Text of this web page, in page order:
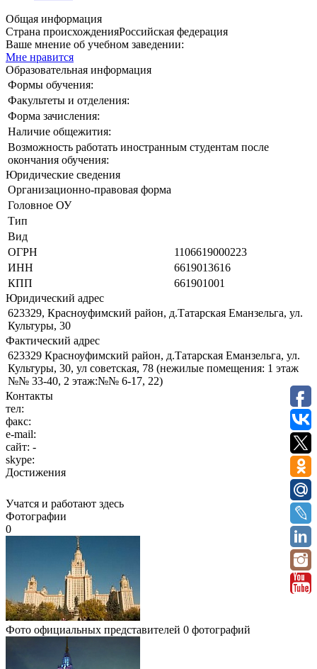
Общая информация
Страна происхожденияРоссийская федерация
Ваше мнение об учебном заведении:
Мне нравится
Образовательная информация
Формы обучения:
Факультеты и отделения:
Форма зачисления:
Наличие общежития:
Возможность работать иностранным студентам после
окончания обучения:
Юридические сведения
Организационно-правовая форма
Головное ОУ
Тип
Вид
ОГРН
1106619000223
ИНН
6619013616
КПП
661901001
Юридический адрес
623329, Красноуфимский район, д.Татарская Еманзельга, ул.
Культуры, 30
Фактический адрес
623329 Красноуфимский район, д.Татарская Еманзельга, ул.
Культуры, 30, ул советская, 78 (нежилые помещения: 1 этаж
№№ 33-40, 2 этаж:№№ 6-17, 22)
Контакты
тел:
факс:
e-mail:
сайт: -
skype:
Достижения
Учатся и работают здесь
Фотографии
0
Фото официальных представителей 0 фотографий